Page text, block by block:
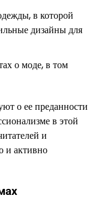
в которой
дизайны для
о моде, в том
о ее преданности
в этой
и
и активно